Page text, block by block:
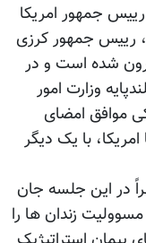
جمهور امریکا
رییس جمهور کرزی
شده است و در
وزارت امور
موافق امضای
با یک دیگر
در این جلسه جان
زندان ها را